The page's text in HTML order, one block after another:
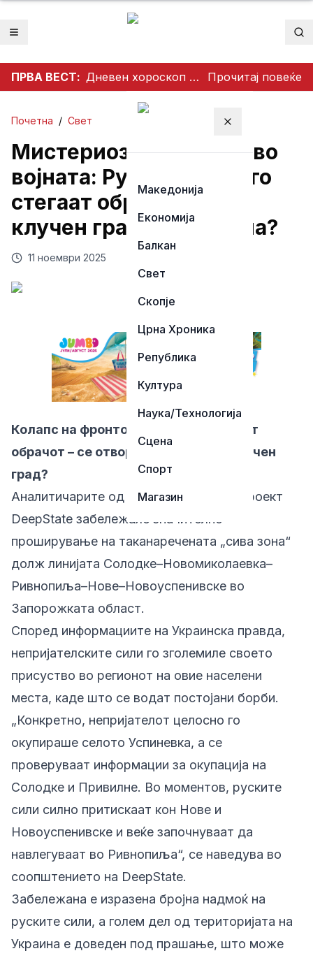
Отвори мени
ПРВА ВЕСТ: Дневен хороскоп за недела, 9 август 2026: Водолиите ги очекува одличен ден, Јарците среќа во љубовта, а Близнаците успех во кариерата Прочитај повеќе
Затвори мени
Македонија
Економија
Балкан
Свет
Скопје
Црна Хроника
Република
Култура
Наука/Технологија
Сцена
Спорт
Магазин
Почетна / Свет
Мистериозен пресврт во
војната: Руските сили го
стегаат обрачот, паѓа
клучен град во Украина?
11 ноември 2025
Колапс на фронтот: Русите го стегаат
обрачот – се отвора нов пат; паѓа клучен
град?
Аналитичарите од украинскиот воен проект
DeepState забележале значително
проширување на таканаречената „сива зона“
долж линијата Солодке–Новомиколаевка–
Ривнопиља–Нове–Новоуспенивске во
Запорожката област.
Според информациите на Украинска правда,
непријателските сили го зголемиле своето
присуство во регионот на овие населени
места, каде што се водат постојани борби.
„Конкретно, непријателот целосно го
окупираше селото Успиневка, а се
проверуваат информации за окупација на
Солодке и Привилне. Во моментов, руските
сили силно притискаат кон Нове и
Новоуспенивске и веќе започнуваат да
навлегуваат во Ривнопиља“, се наведува во
соопштението на DeepState.
Забележана е изразена бројна надмоќ на
руските сили, а голем дел од територијата на
Украина е доведен под прашање, што може